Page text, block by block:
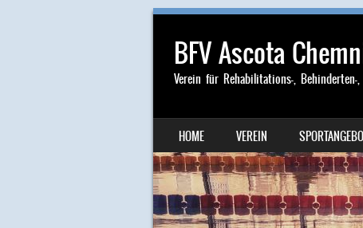
BFV Ascota
Verein für Rehabilitations-,
MENU
SKIP TO CONTENT
HOME VEREIN